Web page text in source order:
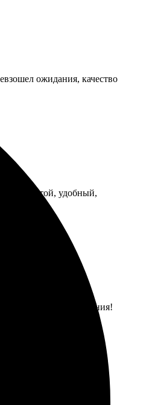
ожидания, качество
простой, удобный,
превзошёл ожидания!